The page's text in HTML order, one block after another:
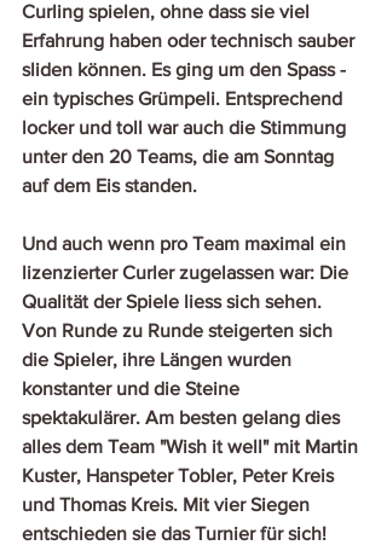
Curling spielen, ohne dass sie viel
Erfahrung haben oder technisch sauber
sliden können. Es ging um den Spass -
ein typisches Grümpeli. Entsprechend
locker und toll war auch die Stimmung
unter den 20 Teams, die am Sonntag
auf dem Eis standen.
Und auch wenn pro Team maximal ein
lizenzierter Curler zugelassen war: Die
Qualität der Spiele liess sich sehen.
Von Runde zu Runde steigerten sich
die Spieler, ihre Längen wurden
konstanter und die Steine
spektakulärer. Am besten gelang dies
alles dem Team "Wish it well" mit Martin
Kuster, Hanspeter Tobler, Peter Kreis
und Thomas Kreis. Mit vier Siegen
entschieden sie das Turnier für sich!